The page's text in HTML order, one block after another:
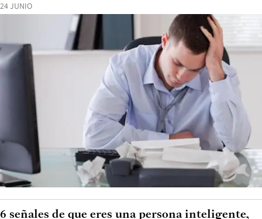
24 JUNIO
6 señales de que eres una persona inteligente,